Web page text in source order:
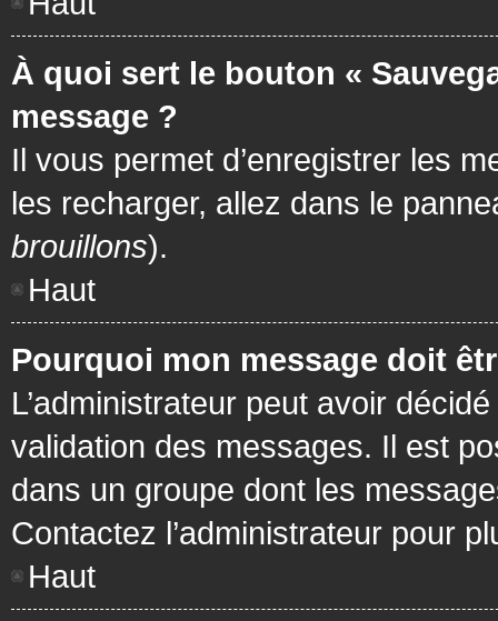
À quoi sert le bouton «
message ?
Il vous permet d’enregistrer les
les recharger, allez dans le
brouillons).
Haut
Pourquoi mon message doit
L’administrateur peut avoir
validation des messages. Il est
dans un groupe dont les
Contactez l’administrateur pour
Haut